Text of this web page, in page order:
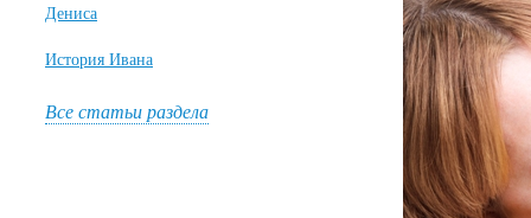
Дениса
История Ивана
Все статьи раздела